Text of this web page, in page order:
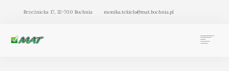
Brzeźnicka 17, 32-700 Bochnia monika.tekiela@mat.bochnia.pl